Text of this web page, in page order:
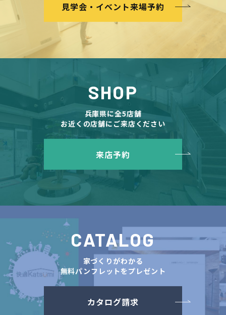
見学会・イベント来場予約
SHOP
兵庫県に全5店舗
お近くの店舗にご来店ください
来店予約
CATALOG
家づくりがわかる
無料パンフレットをプレゼント
カタログ請求